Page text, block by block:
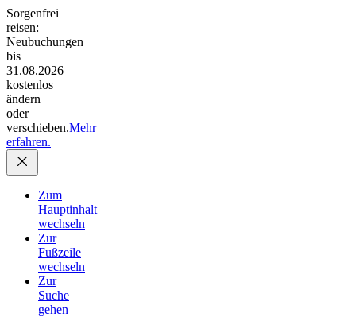
Sorgenfrei
reisen:
Neubuchungen
bis
31.08.2026
kostenlos
ändern
oder
verschieben.Mehr
erfahren.
Zum
Hauptinhalt
wechseln
Zur
Fußzeile
wechseln
Zur
Suche
gehen